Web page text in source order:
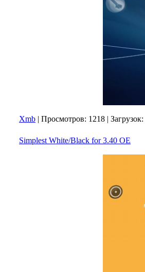
Xmb | Просмотров: 1218 | Загрузок:
Simplest White/Black for 3.40 OE